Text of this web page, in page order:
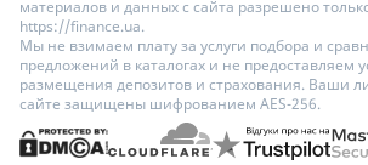
материалов и данных с сайта разрешено
https://finance.ua.
Мы не взимаем плату за услуги подбора и
предложений в каталогах и не предоставляем
размещения депозитов и страхования. Ваши
сайте защищены шифрованием AES-256.